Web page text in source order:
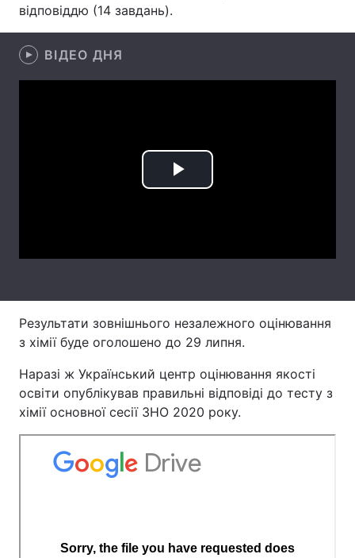
Лонгріди
Відео з Youtube
Тема оформлення
відповіддю (14 завдань).
ВІДЕО ДНЯ
Play
Результати зовнішнього незалежного оцінювання
з хімії буде оголошено до 29 липня.
Наразі ж Український центр оцінювання якості
освіти опублікував правильні відповіді до тесту з
хімії основної сесії ЗНО 2020 року.